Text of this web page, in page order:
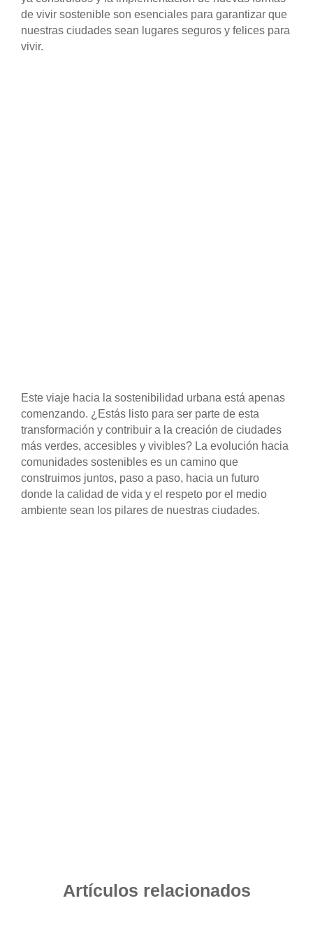
de vivir sostenible son esenciales para garantizar que
nuestras ciudades sean lugares seguros y felices para
vivir.
Este viaje hacia la sostenibilidad urbana está apenas
comenzando. ¿Estás listo para ser parte de esta
transformación y contribuir a la creación de ciudades
más verdes, accesibles y vivibles? La evolución hacia
comunidades sostenibles es un camino que
construimos juntos, paso a paso, hacia un futuro
donde la calidad de vida y el respeto por el medio
ambiente sean los pilares de nuestras ciudades.
Artículos relacionados